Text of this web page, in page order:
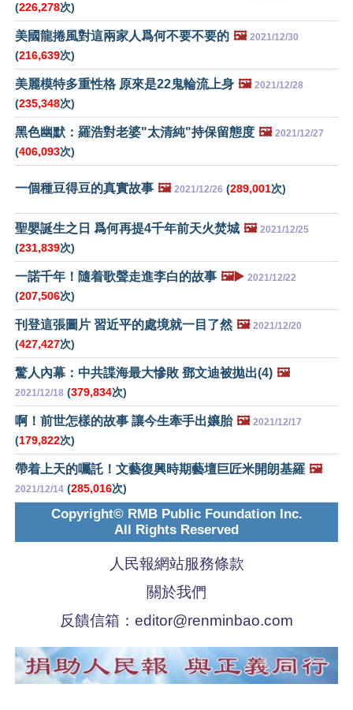
(226,278次)
美國龍捲風對這兩家人爲何不要不要的 🖼️ 2021/12/30
(216,639次)
美麗模特多重性格 原來是22鬼輪流上身 🖼️ 2021/12/28
(235,348次)
黑色幽默：羅浩對老婆"太清純"持保留態度 🖼️ 2021/12/27
(406,093次)
一個種豆得豆的真實故事 🖼️ 2021/12/26 (289,001次)
聖嬰誕生之日 爲何再提4千年前天火焚城 🖼️ 2021/12/25
(231,839次)
一諾千年！隨着歌聲走進李白的故事 🖼️▶️ 2021/12/22
(207,506次)
刊登這張圖片 習近平的處境就一目了然 🖼️ 2021/12/20
(427,427次)
驚人內幕：中共諜海最大慘敗 鄧文迪被拋出(4) 🖼️
2021/12/18 (379,834次)
啊！前世怎樣的故事 讓今生牽手出孃胎 🖼️ 2021/12/17
(179,822次)
帶着上天的囑託！文藝復興時期藝壇巨匠米開朗基羅 🖼️
2021/12/14 (285,016次)
Copyright© RMB Public Foundation Inc.
All Rights Reserved
人民報網站服務條款
關於我們
反饋信箱： editor@renminbao.com